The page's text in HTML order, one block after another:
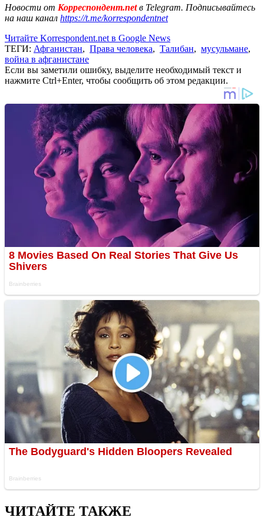
Новости от Корреспондент.netв Telegram. Подписывайтесь
на наш канал https://t.me/korrespondentnet
Читайте Korrespondent.net в Google News
ТЕГИ: Афганистан, Права человека, Талибан, мусульмане,
война в афганистане
Если вы заметили ошибку, выделите необходимый текст и
нажмите Ctrl+Enter, чтобы сообщить об этом редакции.
ЧИТАЙТЕ ТАКЖЕ